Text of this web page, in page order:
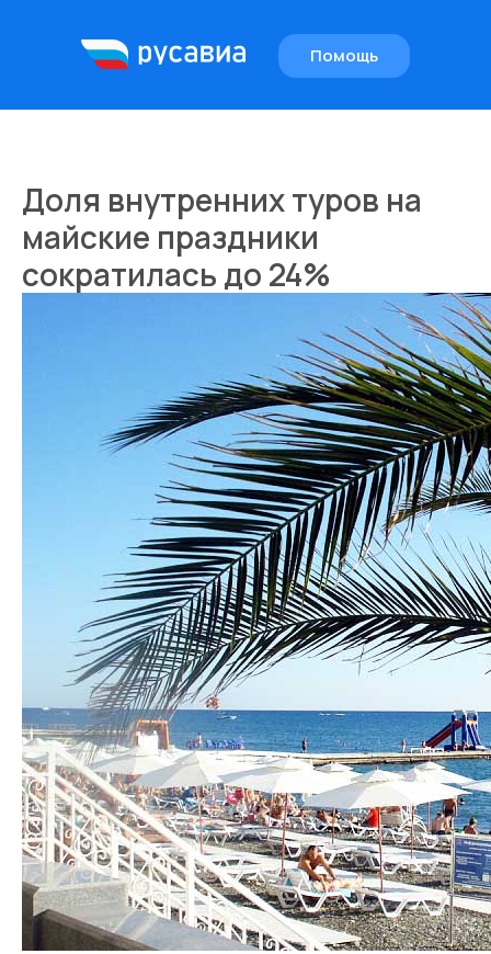
Помощь
Доля внутренних туров на
майские праздники
сократилась до 24%